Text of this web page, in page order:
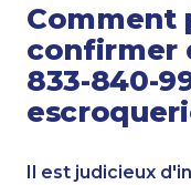
Comment
confirmer
833-840-
Il est judicieux